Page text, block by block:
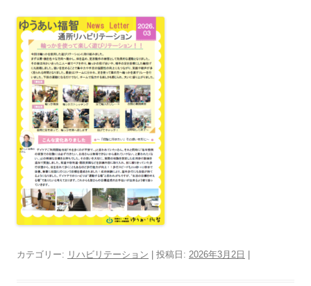
カテゴリー: リハビリテーション | 投稿日: 2026年3月2日